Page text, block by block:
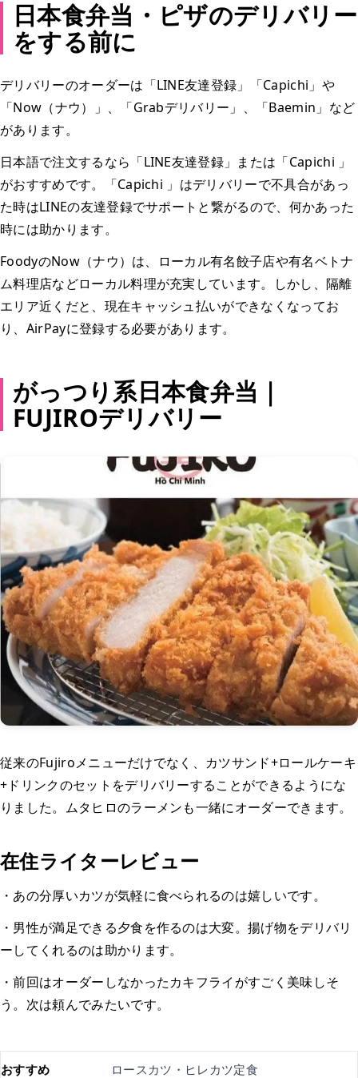
日本食弁当・ピザのデリバリー
をする前に
デリバリーのオーダーは「LINE友達登録」「Capichi」や
「Now（ナウ）」、「Grabデリバリー」、「Baemin」など
があります。
日本語で注文するなら「LINE友達登録」または「Capichi 」
がおすすめです。「Capichi 」はデリバリーで不具合があっ
た時はLINEの友達登録でサポートと繋がるので、何かあった
時には助かります。
FoodyのNow（ナウ）は、ローカル有名餃子店や有名ベトナ
ム料理店などローカル料理が充実しています。しかし、隔離
エリア近くだと、現在キャッシュ払いができなくなってお
り、AirPayに登録する必要があります。
がっつり系日本食弁当｜
FUJIROデリバリー
従来のFujiroメニューだけでなく、カツサンド+ロールケーキ
+ドリンクのセットをデリバリーすることができるようにな
りました。ムタヒロのラーメンも一緒にオーダーできます。
在住ライターレビュー
・あの分厚いカツが気軽に食べられるのは嬉しいです。
・男性が満足できる夕食を作るのは大変。揚げ物をデリバリ
ーしてくれるのは助かります。
・前回はオーダーしなかったカキフライがすごく美味しそ
う。次は頼んでみたいです。
おすすめ ロースカツ・ヒレカツ定食